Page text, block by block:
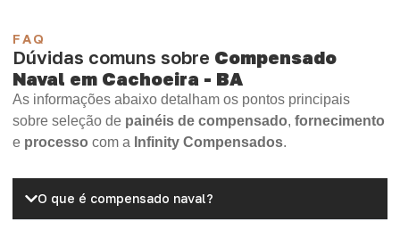
FAQ
Dúvidas comuns sobre Compensado
Naval em Cachoeira - BA
As informações abaixo detalham os pontos principais
sobre seleção de painéis de compensado, fornecimento
e processo com a Infinity Compensados.
O que é compensado naval?